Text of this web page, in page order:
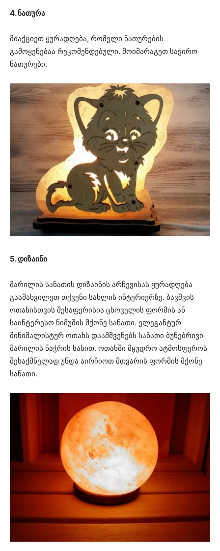
4. ნათურა
მიაქციეთ ყურადღება, რომელი ნათურების
გამოყენებაა რეკომენდებული. მოიმარაგეთ საჭირო
ნათურები.
5. დიზაინი
მარილის სანათის დიზაინის არჩევისას ყურადღება
გაამახვილეთ თქვენი სახლის ინტერიერზე. ბავშვის
ოთახისთვის შესაფერისია ცხოველის ფორმის ან
საინტერესო ნიმუშის მქონე სანათი. ელეგანტურ
მინიმალისტურ ოთახს დაამშვენებს სანათი ბუნებრივი
მარილის ნაჭრის სახით. ოთახში მყუდრო ატმოსფეროს
შესაქმნელად უნდა აირჩიოთ მთვარის ფორმის მქონე
სანათი.